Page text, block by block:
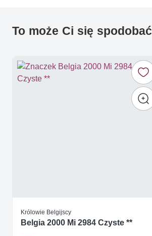
To może Ci się spodobać
Królowie Belgijscy
Belgia 2000 Mi 2984 Czyste **